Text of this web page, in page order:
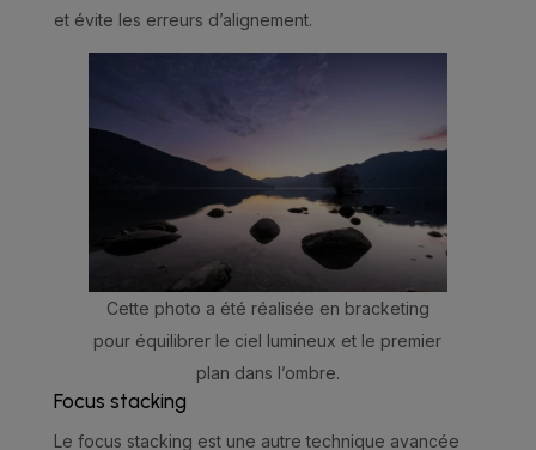
et évite les erreurs d’alignement.
Cette photo a été réalisée en bracketing
pour équilibrer le ciel lumineux et le premier
plan dans l’ombre.
Focus stacking
Le focus stacking est une autre technique avancée